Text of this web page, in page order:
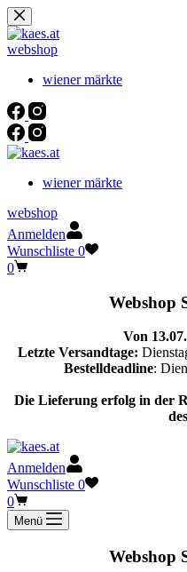
Zum
Inhalt
springen
webshop
wiener märkte
wiener märkte
webshop
Anmelden
Wunschliste 0
Warenkorb
0
Webshop
Von
Letzte Versandtage:
Bestelldeadline:
Die Lieferung erfolg in der
Anmelden
Wunschliste 0
Warenkorb
0
Menü
Webshop